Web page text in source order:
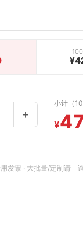
+
小计（
¥
发票 · 大批量/定制请